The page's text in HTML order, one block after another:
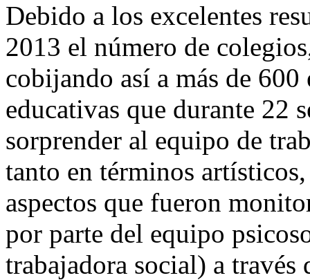
Debido a los excelentes
2013 el número de
cobijando así a más de
educativas que durante 22
sorprender al equipo de
tanto en términos
aspectos que fueron
por parte del equipo
trabajadora social) a